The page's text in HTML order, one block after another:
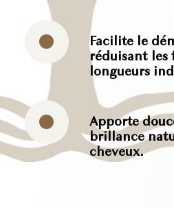
Facilite le
réduisant les
longueurs
Apporte
brillance
cheveux.